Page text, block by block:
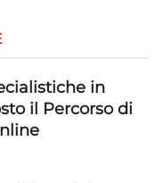
in
il Percorso di